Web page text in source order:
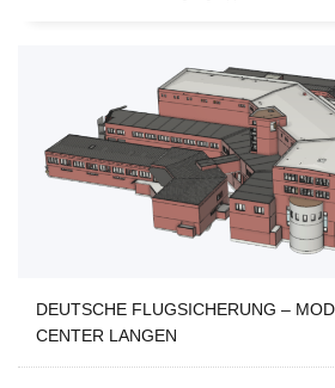
DEUTSCHE FLUGSICHERUNG –
CENTER LANGEN